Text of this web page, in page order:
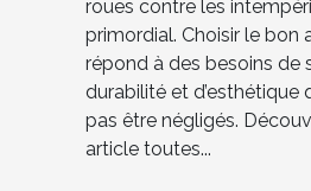
roues contre les
primordial. Choisir le bon
répond à des besoins de
durabilité et d’esthétique
pas être négligés.
article toutes...